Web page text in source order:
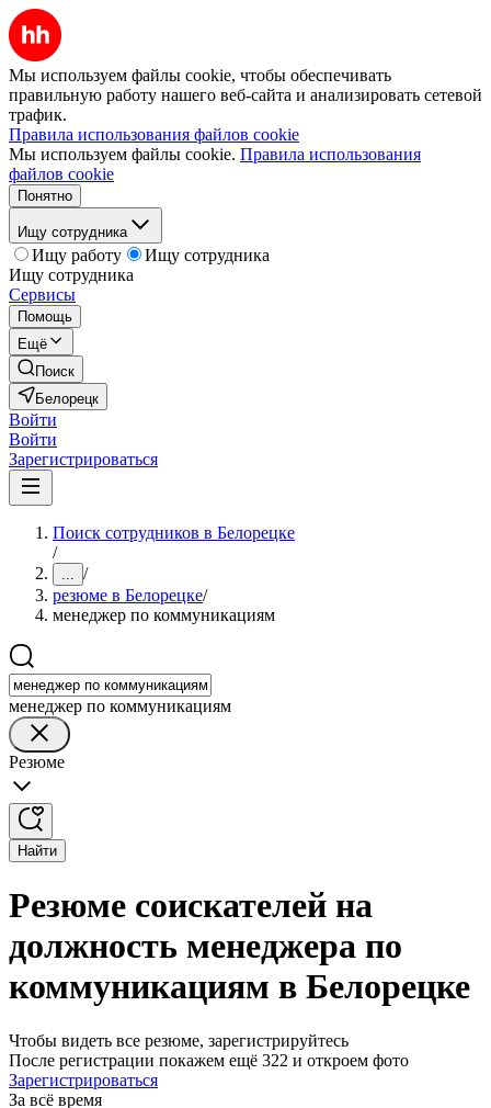
Мы используем файлы cookie, чтобы обеспечивать
правильную работу нашего веб-сайта и анализировать сетевой
трафик.
Правила использования файлов cookie
Мы используем файлы cookie. Правила использования
файлов cookie
Понятно
Ищу сотрудника
Ищу работу
Ищу сотрудника
Ищу сотрудника
Сервисы
Помощь
Ещё
Поиск
Белорецк
Войти
Войти
Зарегистрироваться
Поиск сотрудников в Белорецке
/
... /
резюме в Белорецке/
менеджер по коммуникациям
менеджер по коммуникациям
Резюме
Найти
Резюме соискателей на
должность менеджера по
коммуникациям в Белорецке
Чтобы видеть все резюме, зарегистрируйтесь
После регистрации покажем ещё 322 и откроем фото
Зарегистрироваться
За всё время